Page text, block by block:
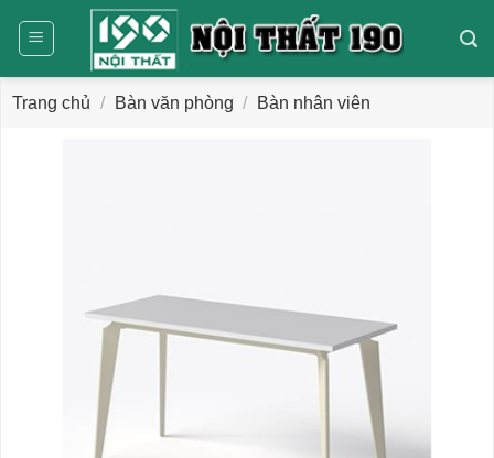
dung
Trang chủ / Bàn văn phòng / Bàn nhân viên